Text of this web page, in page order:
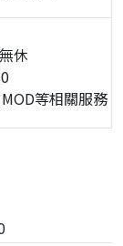
休
等相關服務